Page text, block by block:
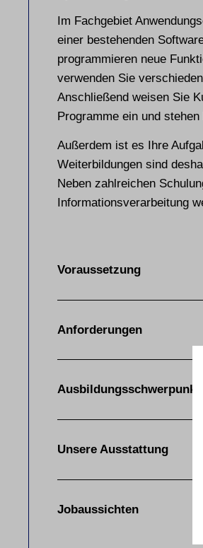
Im Fachgebiet
einer bestehenden
programmieren neue
verwenden Sie
Anschließend weisen Sie
Programme ein und
Außerdem ist es Ihre
Weiterbildungen sind
Neben zahlreichen
Informationsverarbeitung
Voraussetzung
Anforderungen
Ausbildungsschwerpunkte
Unsere Ausstattung
Jobaussichten